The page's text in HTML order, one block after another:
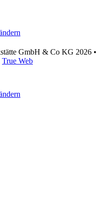
GmbH & Co KG 2026 •
True Web